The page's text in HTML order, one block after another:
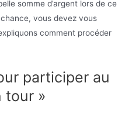
somme d’argent lors de ce
vous devez vous
comment procéder
participer au
tour »